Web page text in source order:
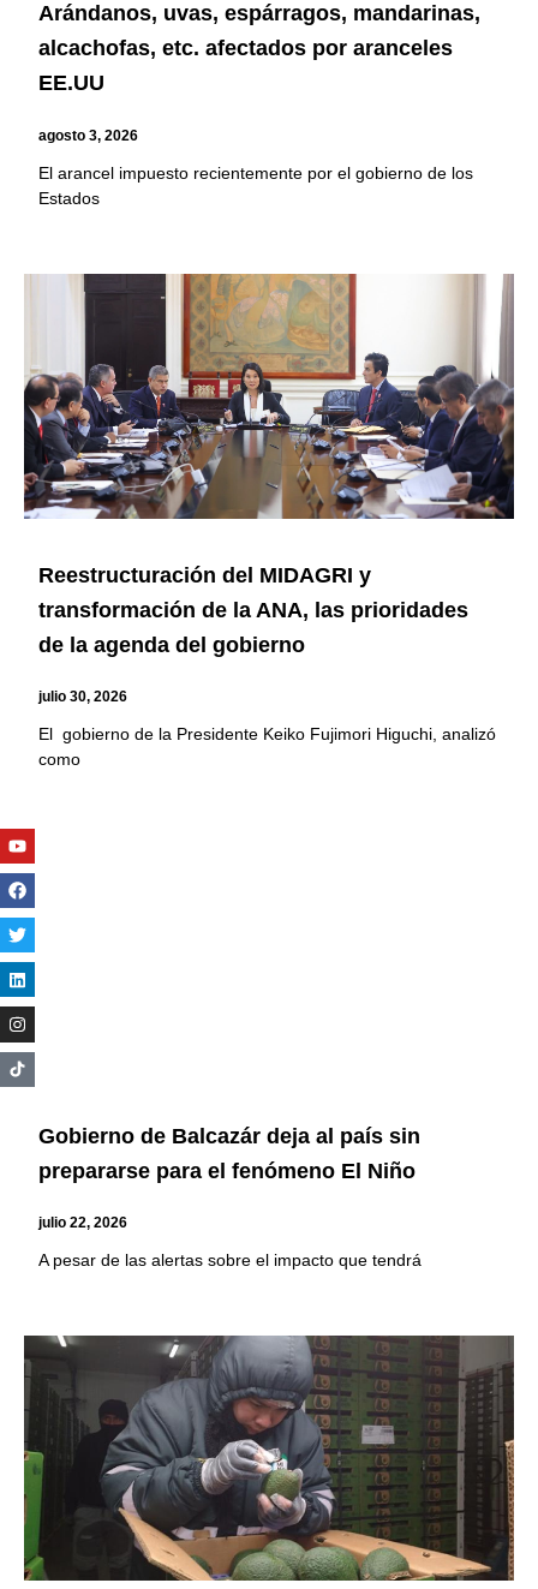
Arándanos, uvas, espárragos, mandarinas,
alcachofas, etc. afectados por aranceles
EE.UU
agosto 3, 2026
El arancel impuesto recientemente por el gobierno de los
Estados
Reestructuración del MIDAGRI y
transformación de la ANA, las prioridades
de la agenda del gobierno
julio 30, 2026
El gobierno de la Presidente Keiko Fujimori Higuchi, analizó
como
Gobierno de Balcazár deja al país sin
prepararse para el fenómeno El Niño
julio 22, 2026
A pesar de las alertas sobre el impacto que tendrá
Youtube
Facebook
Twitter
Linkedin
Instagram